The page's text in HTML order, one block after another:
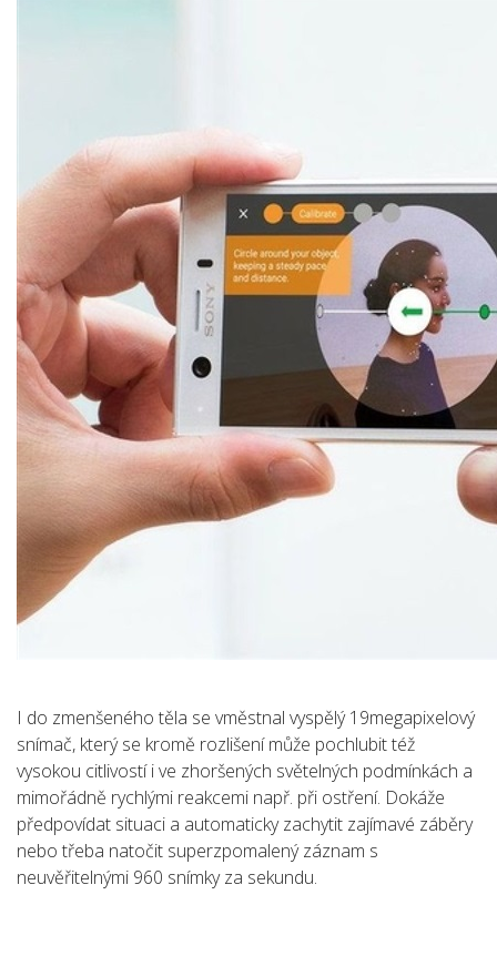
I do zmenšeného těla se vměstnal vyspělý 19megapixelový
snímač, který se kromě rozlišení může pochlubit též
vysokou citlivostí i ve zhoršených světelných podmínkách a
mimořádně rychlými reakcemi např. při ostření. Dokáže
předpovídat situaci a automaticky zachytit zajímavé záběry
nebo třeba natočit superzpomalený záznam s
neuvěřitelnými 960 snímky za sekundu.